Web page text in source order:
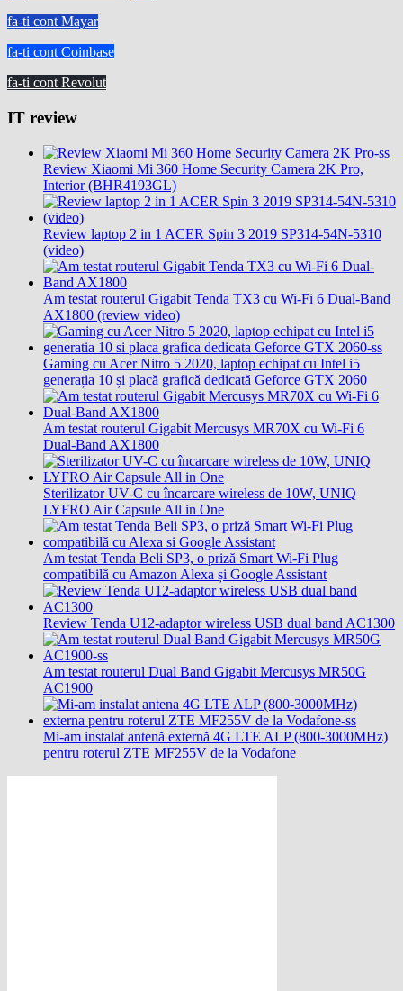
fa-ti cont Mayar
fa-ti cont Coinbase
fa-ti cont Revolut
IT review
Review Xiaomi Mi 360 Home Security Camera 2K Pro,
Interior (BHR4193GL)
Review laptop 2 in 1 ACER Spin 3 2019 SP314-54N-5310
(video)
Am testat routerul Gigabit Tenda TX3 cu Wi-Fi 6 Dual-Band
AX1800 (review video)
Gaming cu Acer Nitro 5 2020, laptop echipat cu Intel i5
generația 10 și placă grafică dedicată Geforce GTX 2060
Am testat routerul Gigabit Mercusys MR70X cu Wi-Fi 6
Dual-Band AX1800
Sterilizator UV-C cu încarcare wireless de 10W, UNIQ
LYFRO Air Capsule All in One
Am testat Tenda Beli SP3, o priză Smart Wi-Fi Plug
compatibilă cu Amazon Alexa și Google Assistant
Review Tenda U12-adaptor wireless USB dual band AC1300
Am testat routerul Dual Band Gigabit Mercusys MR50G
AC1900
Mi-am instalat antenă externă 4G LTE ALP (800-3000MHz)
pentru roterul ZTE MF255V de la Vodafone